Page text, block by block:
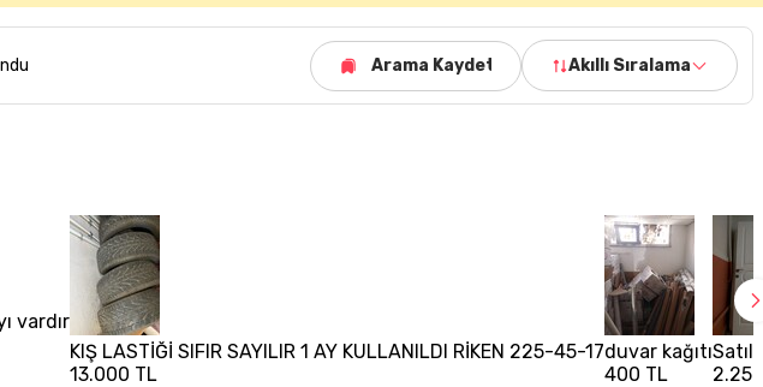
Arama Kaydet Akıllı Sıralama
vardır
KIŞ LASTİĞİ SIFIR SAYILIR 1 AY KULLANILDI RİKEN 225-45-17
13.000 TL
duvar kağıtı
400 TL